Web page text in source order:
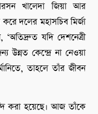
খালেদা জিয়া আর
করে দলের মহাসচিব মির্জা
যদি দেশনেত্রী
উন্নত কেন্দ্রে না নেওয়া
তাহলে তাঁর জীবন
করা হয়েছে। আজ তাঁকে